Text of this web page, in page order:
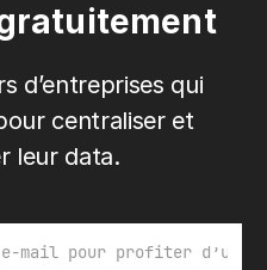
d’entreprises qui
centraliser et
leur data.